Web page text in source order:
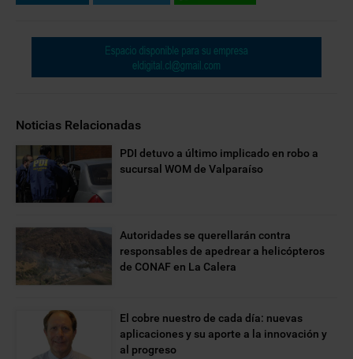
Noticias Relacionadas
PDI detuvo a último implicado en robo a
sucursal WOM de Valparaíso
Autoridades se querellarán contra
responsables de apedrear a helicópteros
de CONAF en La Calera
El cobre nuestro de cada día: nuevas
aplicaciones y su aporte a la innovación y
al progreso